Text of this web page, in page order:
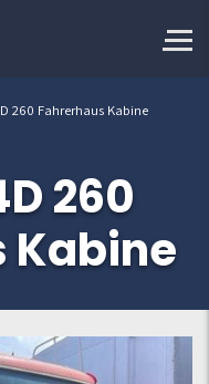
260 Fahrerhaus Kabine
260
Kabine